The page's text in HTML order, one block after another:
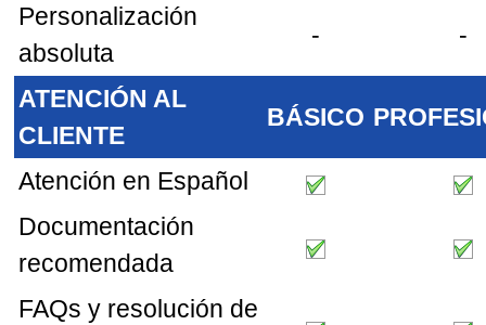
Personalización
absoluta
- -
ATENCIÓN AL
CLIENTE
BÁSICO
Atención en Español
Documentación
recomendada
FAQs y resolución de